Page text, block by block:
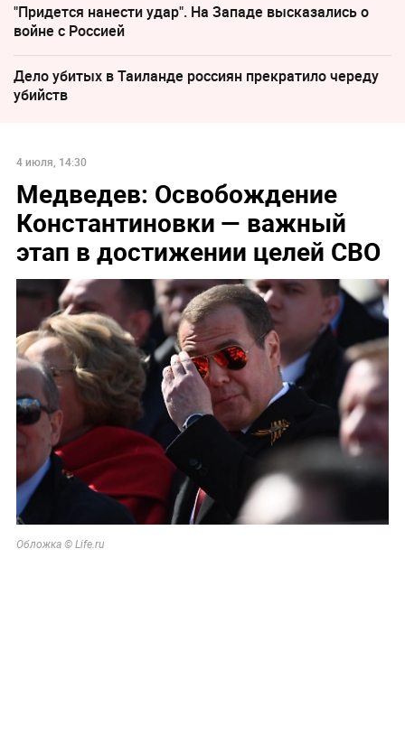
"Придется нанести удар". На Западе высказались о
войне с Россией
Дело убитых в Таиланде россиян прекратило череду
убийств
4 июля, 14:30
Медведев: Освобождение
Константиновки — важный
этап в достижении целей СВО
Обложка © Life.ru